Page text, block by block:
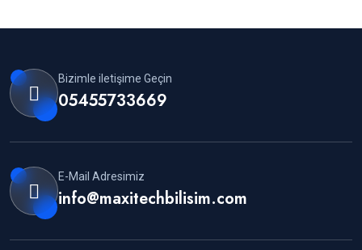
Bizimle iletişime Geçin
05455733669
E-Mail Adresimiz
info@maxitechbilisim.com